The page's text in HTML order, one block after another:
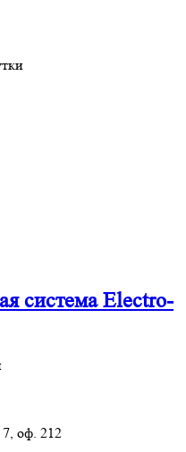
система Electro-
7, оф. 212